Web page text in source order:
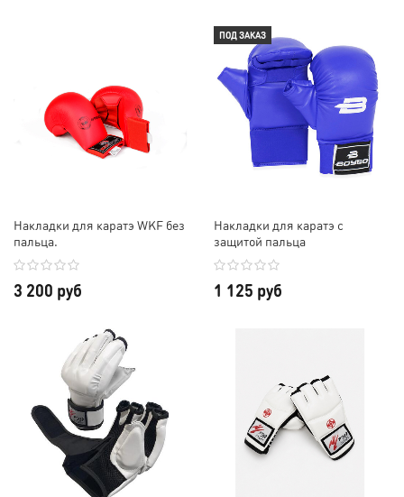
Накладки для каратэ WKF без
пальца.
3 200 руб
ПОД ЗАКАЗ
Накладки для каратэ с
защитой пальца
1 125 руб